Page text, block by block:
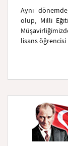
Aynı
olup, Milli
lisans